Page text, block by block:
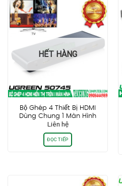
HẾT HÀNG
Bộ Ghép 4 Thiết Bị HDMI
Dùng Chung 1 Màn Hình
Ugreen 50745
Liên hệ
ĐỌC TIẾP